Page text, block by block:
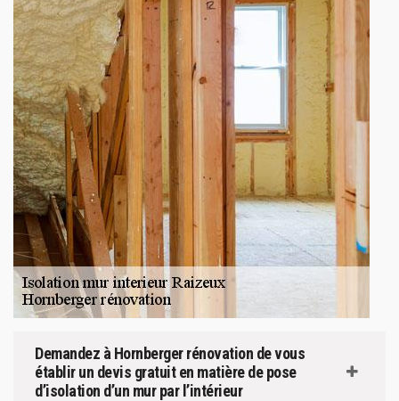
Demandez à Hornberger rénovation de vous
établir un devis gratuit en matière de pose
d’isolation d’un mur par l’intérieur